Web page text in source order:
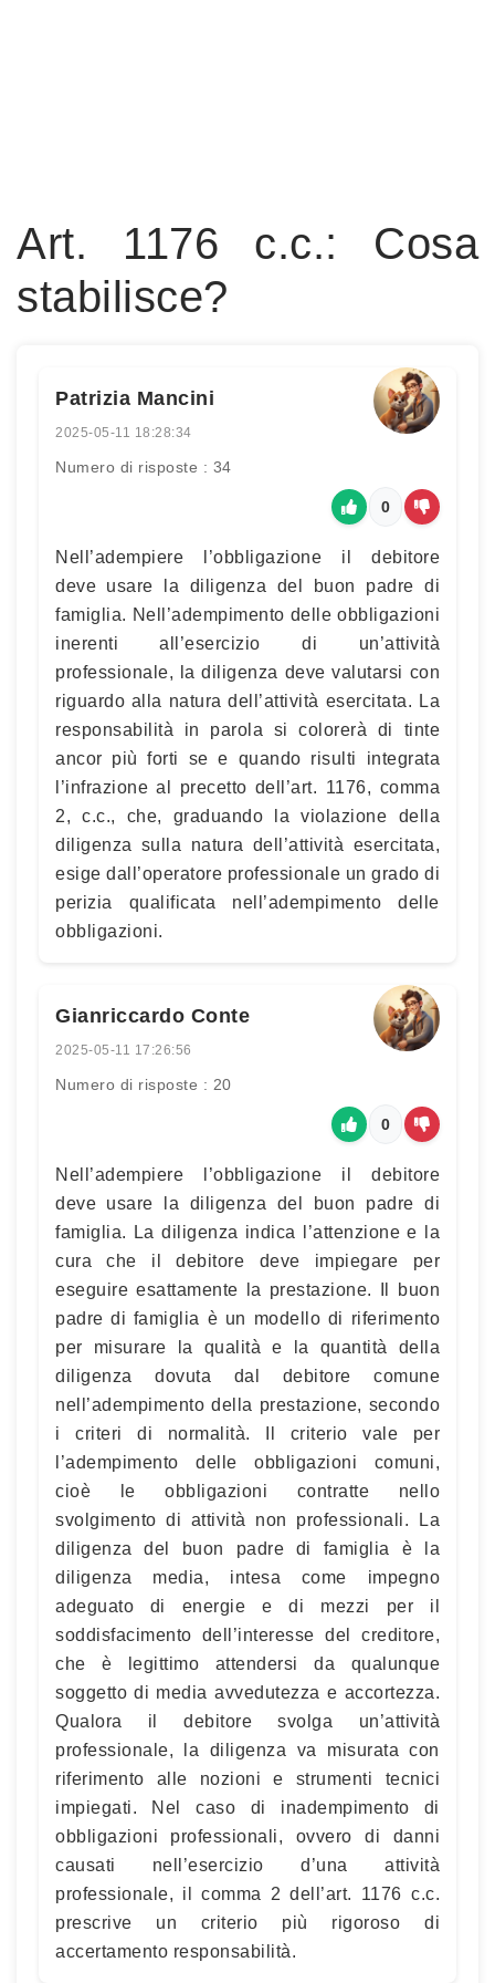
Art. 1176 c.c.: Cosa
stabilisce?
Patrizia Mancini
2025-05-11 18:28:34
Numero di risposte : 34
0
Nell’adempiere l’obbligazione il debitore
deve usare la diligenza del buon padre di
famiglia. Nell’adempimento delle obbligazioni
inerenti all’esercizio di un’attività
professionale, la diligenza deve valutarsi con
riguardo alla natura dell’attività esercitata. La
responsabilità in parola si colorerà di tinte
ancor più forti se e quando risulti integrata
l’infrazione al precetto dell’art. 1176, comma
2, c.c., che, graduando la violazione della
diligenza sulla natura dell’attività esercitata,
esige dall’operatore professionale un grado di
perizia qualificata nell’adempimento delle
obbligazioni.
Gianriccardo Conte
2025-05-11 17:26:56
Numero di risposte : 20
0
Nell’adempiere l’obbligazione il debitore
deve usare la diligenza del buon padre di
famiglia. La diligenza indica l’attenzione e la
cura che il debitore deve impiegare per
eseguire esattamente la prestazione. Il buon
padre di famiglia è un modello di riferimento
per misurare la qualità e la quantità della
diligenza dovuta dal debitore comune
nell’adempimento della prestazione, secondo
i criteri di normalità. Il criterio vale per
l’adempimento delle obbligazioni comuni,
cioè le obbligazioni contratte nello
svolgimento di attività non professionali. La
diligenza del buon padre di famiglia è la
diligenza media, intesa come impegno
adeguato di energie e di mezzi per il
soddisfacimento dell’interesse del creditore,
che è legittimo attendersi da qualunque
soggetto di media avvedutezza e accortezza.
Qualora il debitore svolga un’attività
professionale, la diligenza va misurata con
riferimento alle nozioni e strumenti tecnici
impiegati. Nel caso di inadempimento di
obbligazioni professionali, ovvero di danni
causati nell’esercizio d’una attività
professionale, il comma 2 dell’art. 1176 c.c.
prescrive un criterio più rigoroso di
accertamento responsabilità.